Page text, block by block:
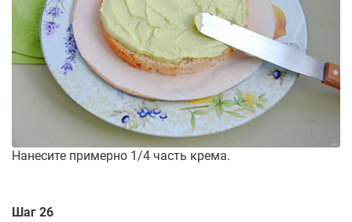
Нанесите примерно 1/4 часть крема.
Шаг 26